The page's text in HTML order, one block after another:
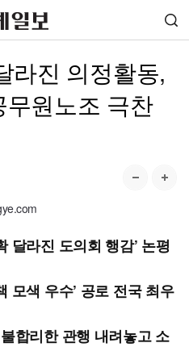
라진 의정활동,
원노조 극찬
달라진 도의회 행감’ 논평
모색 우수’ 공로 전국 최우
합리한 관행 내려놓고 소